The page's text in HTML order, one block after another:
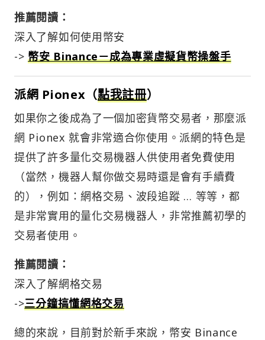
推薦閱讀：
深入了解如何使用幣安
->幣安 Binance－成為專業虛擬貨幣操盤手
派網 Pionex（點我註冊）
如果你之後成為了一個加密貨幣交易者，那麼派
網 Pionex 就會非常適合你使用。派網的特色是
提供了許多量化交易機器人供使用者免費使用
（當然，機器人幫你做交易時還是會有手續費
的），例如：網格交易、波段追蹤 … 等等，都
是非常實用的量化交易機器人，非常推薦初學的
交易者使用。
推薦閱讀：
深入了解網格交易
->三分鐘搞懂網格交易
總的來說，目前對於新手來說，幣安 Binance